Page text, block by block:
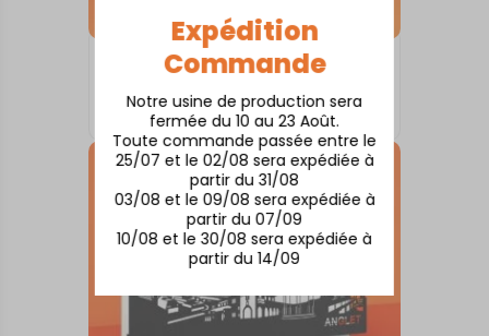
Expédition
Commande
Notre usine de production sera
fermée du 10 au 23 Août.
Toute commande passée entre le
25/07 et le 02/08 sera expédiée à
partir du 31/08
03/08 et le 09/08 sera expédiée à
partir du 07/09
10/08 et le 30/08 sera expédiée à
partir du 14/09
SKYLINE SUR SOCLE
Amiens
À partir de80,00€